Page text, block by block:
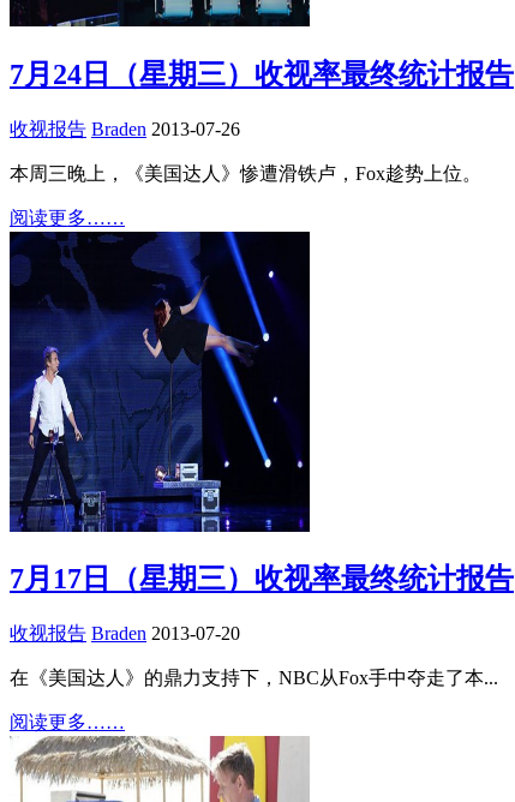
7月24日（星期三）收视率最终统计报告
收视报告 Braden 2013-07-26
本周三晚上，《美国达人》惨遭滑铁卢，Fox趁势上位。
阅读更多……
7月17日（星期三）收视率最终统计报告
收视报告 Braden 2013-07-20
在《美国达人》的鼎力支持下，NBC从Fox手中夺走了本...
阅读更多……